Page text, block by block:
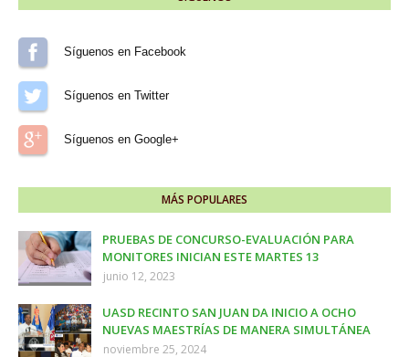
Síguenos en Facebook
Síguenos en Twitter
Síguenos en Google+
MÁS POPULARES
PRUEBAS DE CONCURSO-EVALUACIÓN PARA
MONITORES INICIAN ESTE MARTES 13
junio 12, 2023
UASD RECINTO SAN JUAN DA INICIO A OCHO
NUEVAS MAESTRÍAS DE MANERA SIMULTÁNEA
noviembre 25, 2024